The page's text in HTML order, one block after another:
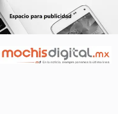
Saltar
al
contenido